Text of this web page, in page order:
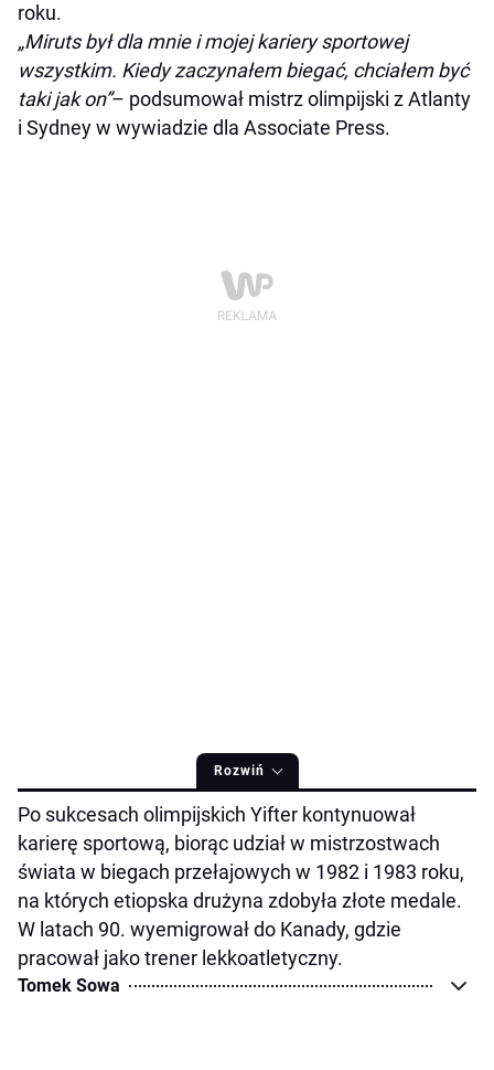
roku.
„Miruts był dla mnie i mojej kariery sportowej
wszystkim. Kiedy zaczynałem biegać, chciałem być
taki jak on”– podsumował mistrz olimpijski z Atlanty
i Sydney w wywiadzie dla Associate Press.
Rozwiń
Po sukcesach olimpijskich Yifter kontynuował
karierę sportową, biorąc udział w mistrzostwach
świata w biegach przełajowych w 1982 i 1983 roku,
na których etiopska drużyna zdobyła złote medale.
W latach 90. wyemigrował do Kanady, gdzie
pracował jako trener lekkoatletyczny.
Tomek Sowa